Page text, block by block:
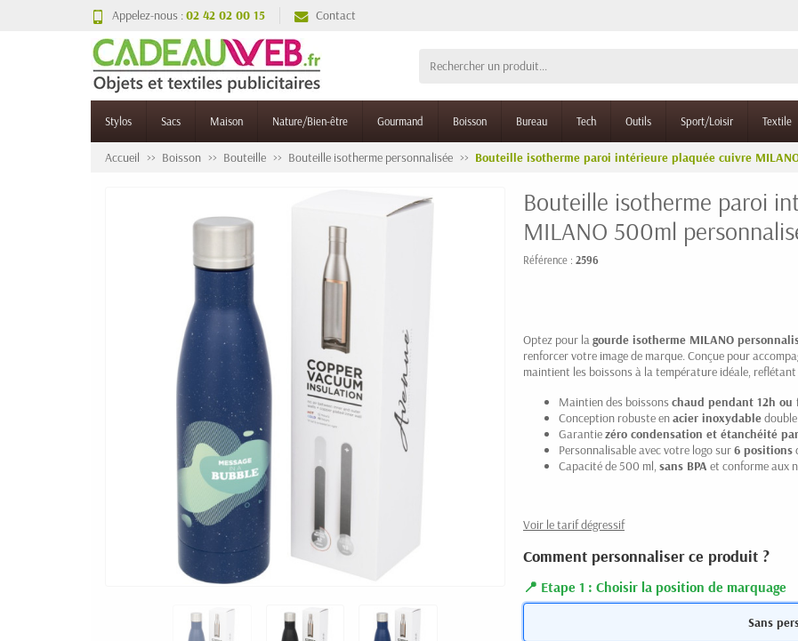
Appelez-nous :02 42 02 00 15 Contact
Stylos Sacs Maison Nature/Bien-être Gourmand Boisson Bureau Tech Outils Sport/Loisir Textile
Accueil Boisson Bouteille Bouteille isotherme personnalisée Bouteille isotherme paroi intérieure plaquée cuivre
Bouteille isotherme paroi
MILANO 500ml
Référence : 2596
Optez pour lagourde isotherme MILANO
renforcer votre image de marque. Conçue pour
maintient les boissons à la température idéale,
Maintien des boissonschaud pendant 12h
Conception robuste enacier inoxydable
Garantiezéro condensation et étanchéité
Personnalisable avec votre logo sur6 positions
Capacité de 500 ml, sans BPA et conforme aux
Voir le tarif dégressif
Comment personnaliser ce produit ?
Etape 1 : Choisir la position de marquage
Sans